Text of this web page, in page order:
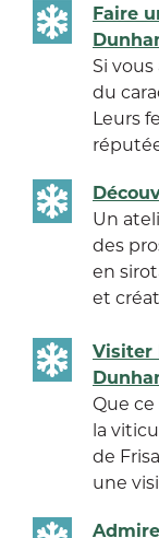
Faire
Si
du
Leurs
Un
des
en
et
Visiter
Que
la
de
une